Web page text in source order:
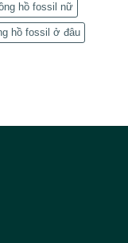
hồ fossil nữ
hồ fossil ở đâu